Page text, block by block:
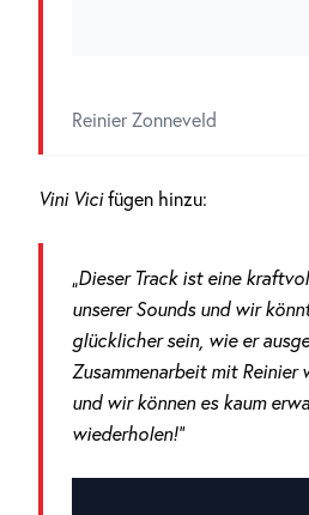
Reinier Zonneveld
Vini Vicifügen hinzu:
„Dieser Track ist eine
unserer Sounds und wir
glücklicher sein, wie er
Zusammenarbeit mit Reinier
und wir können es kaum
wiederholen!“